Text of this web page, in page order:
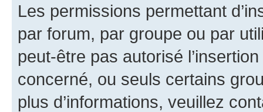
Les permissions permettant
par forum, par groupe ou par
peut-être pas autorisé
concerné, ou seuls certains
plus d’informations, veuillez